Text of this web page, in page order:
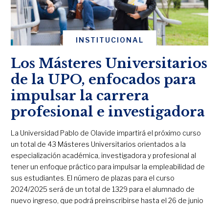
INSTITUCIONAL
Los Másteres Universitarios
de la UPO, enfocados para
impulsar la carrera
profesional e investigadora
La Universidad Pablo de Olavide impartirá el próximo curso
un total de 43 Másteres Universitarios orientados a la
especialización académica, investigadora y profesional al
tener un enfoque práctico para impulsar la empleabilidad de
sus estudiantes. El número de plazas para el curso
2024/2025 será de un total de 1329 para el alumnado de
nuevo ingreso, que podrá preinscribirse hasta el 26 de junio